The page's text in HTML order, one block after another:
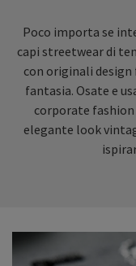
Poco importa se
capi streetwear di
con originali
fantasia. Osate e
corporate
elegante look